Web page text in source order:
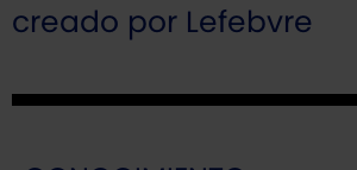
creado por Lefebvre